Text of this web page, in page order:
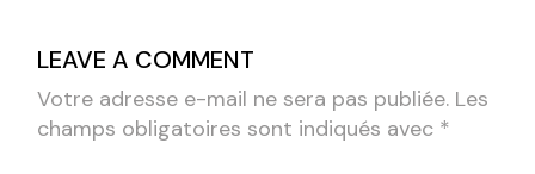
LEAVE A COMMENT
Votre adresse e-mail ne sera pas publiée. Les
champs obligatoires sont indiqués avec *